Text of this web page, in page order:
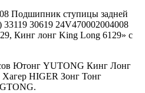
Подшипник ступицы задней
30619 24V470002004008
Кинг лонг King Long 6129» с
Ютонг YUTONG Кинг Лонг
HIGER Зонг Тонг